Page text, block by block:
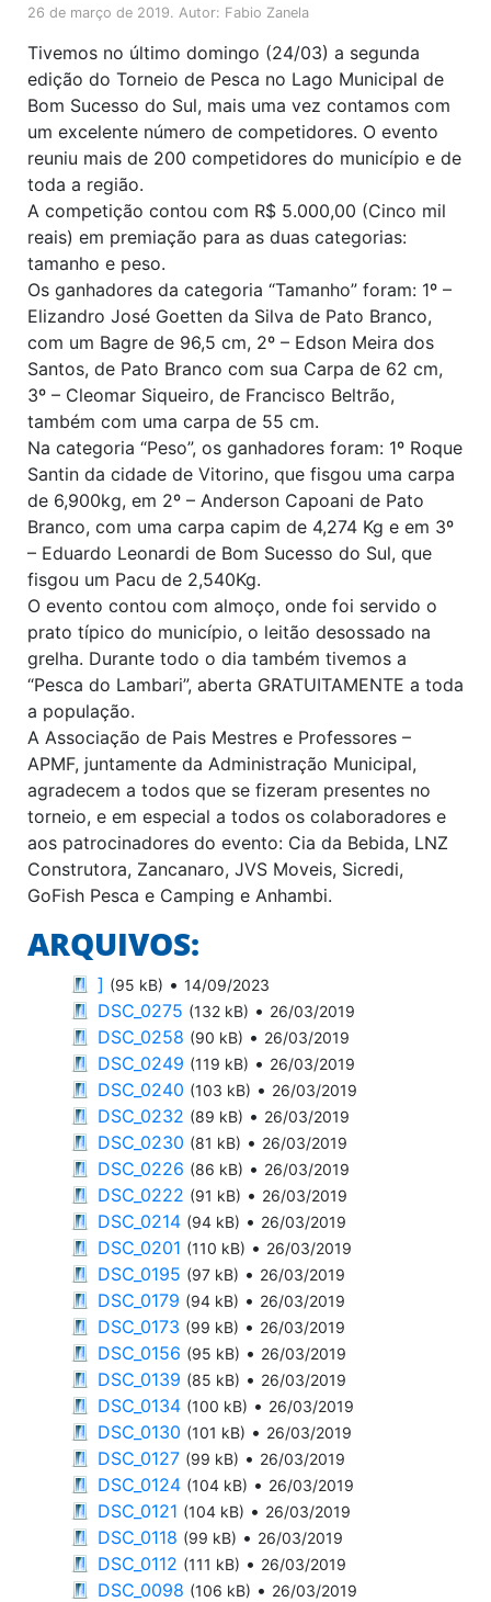
26 de março de 2019. Autor: Fabio Zanela
Tivemos no último domingo (24/03) a segunda
edição do Torneio de Pesca no Lago Municipal de
Bom Sucesso do Sul, mais uma vez contamos com
um excelente número de competidores. O evento
reuniu mais de 200 competidores do município e de
toda a região.
A competição contou com R$ 5.000,00 (Cinco mil
reais) em premiação para as duas categorias:
tamanho e peso.
Os ganhadores da categoria “Tamanho” foram: 1º –
Elizandro José Goetten da Silva de Pato Branco,
com um Bagre de 96,5 cm, 2º – Edson Meira dos
Santos, de Pato Branco com sua Carpa de 62 cm,
3º – Cleomar Siqueiro, de Francisco Beltrão,
também com uma carpa de 55 cm.
Na categoria “Peso”, os ganhadores foram: 1º Roque
Santin da cidade de Vitorino, que fisgou uma carpa
de 6,900kg, em 2º – Anderson Capoani de Pato
Branco, com uma carpa capim de 4,274 Kg e em 3º
– Eduardo Leonardi de Bom Sucesso do Sul, que
fisgou um Pacu de 2,540Kg.
O evento contou com almoço, onde foi servido o
prato típico do município, o leitão desossado na
grelha. Durante todo o dia também tivemos a
“Pesca do Lambari”, aberta GRATUITAMENTE a toda
a população.
A Associação de Pais Mestres e Professores –
APMF, juntamente da Administração Municipal,
agradecem a todos que se fizeram presentes no
torneio, e em especial a todos os colaboradores e
aos patrocinadores do evento: Cia da Bebida, LNZ
Construtora, Zancanaro, JVS Moveis, Sicredi,
GoFish Pesca e Camping e Anhambi.
ARQUIVOS:
] (95 kB) • 14/09/2023
DSC_0275 (132 kB) • 26/03/2019
DSC_0258 (90 kB) • 26/03/2019
DSC_0249 (119 kB) • 26/03/2019
DSC_0240 (103 kB) • 26/03/2019
DSC_0232 (89 kB) • 26/03/2019
DSC_0230 (81 kB) • 26/03/2019
DSC_0226 (86 kB) • 26/03/2019
DSC_0222 (91 kB) • 26/03/2019
DSC_0214 (94 kB) • 26/03/2019
DSC_0201 (110 kB) • 26/03/2019
DSC_0195 (97 kB) • 26/03/2019
DSC_0179 (94 kB) • 26/03/2019
DSC_0173 (99 kB) • 26/03/2019
DSC_0156 (95 kB) • 26/03/2019
DSC_0139 (85 kB) • 26/03/2019
DSC_0134 (100 kB) • 26/03/2019
DSC_0130 (101 kB) • 26/03/2019
DSC_0127 (99 kB) • 26/03/2019
DSC_0124 (104 kB) • 26/03/2019
DSC_0121 (104 kB) • 26/03/2019
DSC_0118 (99 kB) • 26/03/2019
DSC_0112 (111 kB) • 26/03/2019
DSC_0098 (106 kB) • 26/03/2019